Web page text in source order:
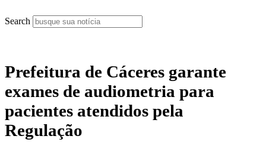
Search
Prefeitura de Cáceres garante
exames de audiometria para
pacientes atendidos pela
Regulação